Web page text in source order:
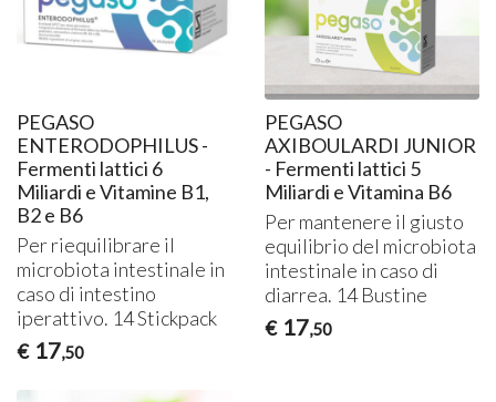
PEGASO
ENTERODOPHILUS -
Fermenti lattici 6
Miliardi e Vitamine B1,
B2 e B6
Per riequilibrare il
microbiota intestinale in
caso di intestino
iperattivo. 14 Stickpack
€ 17,50
PEGASO
AXIBOULARDI JUNIOR
- Fermenti lattici 5
Miliardi e Vitamina B6
Per mantenere il giusto
equilibrio del microbiota
intestinale in caso di
diarrea. 14 Bustine
€ 17,50